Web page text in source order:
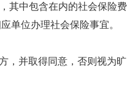
其中包含在内的社会保险费
单位办理社会保险事宜。
，并取得同意，否则视为旷